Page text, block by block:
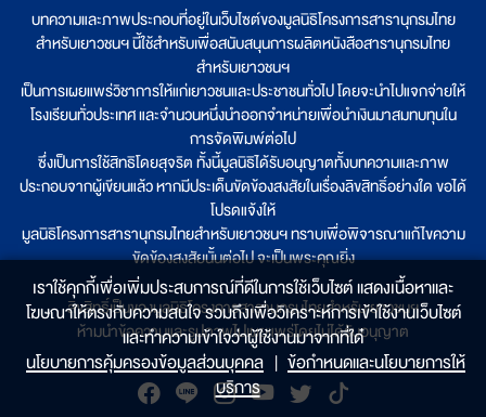
บทความและภาพประกอบที่อยู่ในเว็บไซต์ของมูลนิธิโครงการสารานุกรมไทย
สำหรับเยาวชนฯ นี้ใช้สำหรับเพื่อสนับสนุนการผลิตหนังสือสารานุกรมไทย
สำหรับเยาวชนฯ
เป็นการเผยแพร่วิชาการให้แก่เยาวชนและประชาชนทั่วไป โดยจะนำไปแจกจ่ายให้
โรงเรียนทั่วประเทศ และจำนวนหนึ่งนำออกจำหน่ายเพื่อนำเงินมาสมทบทุนใน
การจัดพิมพ์ต่อไป
ซึ่งเป็นการใช้สิทธิโดยสุจริต ทั้งนี้มูลนิธิได้รับอนุญาตทั้งบทความและภาพ
ประกอบจากผู้เขียนแล้ว หากมีประเด็นขัดข้องสงสัยในเรื่องลิขสิทธิ์อย่างใด ขอได้
โปรดแจ้งให้
มูลนิธิโครงการสารานุกรมไทยสำหรับเยาวชนฯ ทราบเพื่อพิจารณาแก้ไขความ
ขัดข้องสงสัยนั้นต่อไป จะเป็นพระคุณยิ่ง
ลิขสิทธิ์เป็นของมูลนิธิโครงการสารานุกรมไทยสำหรับเยาวชนฯ
ห้ามนำข้อความและรูปภาพไปเผยแพร่โดยไม่ได้รับอนุญาต
เราใช้คุกกี้เพื่อเพิ่มประสบการณ์ที่ดีในการใช้เว็บไซต์ แสดงเนื้อหาและ
โฆษณาให้ตรงกับความสนใจ รวมถึงเพื่อวิเคราะห์การเข้าใช้งานเว็บไซต์
และทำความเข้าใจว่าผู้ใช้งานมาจากที่ใด๋
นโยบายการคุ้มครองข้อมูลส่วนบุคคล | ข้อกำหนดและนโยบายการให้
บริการ